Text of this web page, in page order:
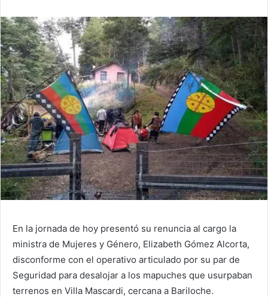
En la jornada de hoy presentó su renuncia al cargo la
ministra de Mujeres y Género, Elizabeth Gómez Alcorta,
disconforme con el operativo articulado por su par de
Seguridad para desalojar a los mapuches que usurpaban
terrenos en Villa Mascardi, cercana a Bariloche.